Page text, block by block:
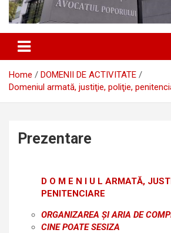
Home
DOMENII DE ACTIVITATE
Domeniul armată, justiţie, poliţie,
Prezentare
D O M E N I U L ARMATĂ,
PENITENCIARE
ORGANIZAREA ȘI ARIA DE
CINE POATE SESIZA